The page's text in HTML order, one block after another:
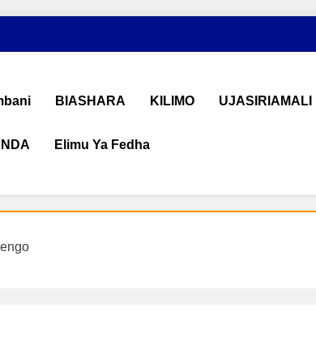
na Uchumi Tanzania
ujasiriamali Tanzania. Pata taarifa mpya za
BIASHARA KILIMO UJASIRIAMALI
Elimu Ya Fedha